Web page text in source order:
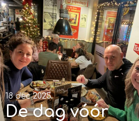
De dag vóór
18 dec 2025